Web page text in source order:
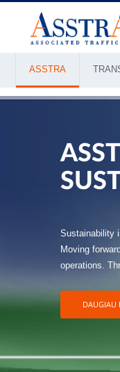
ASSTRA
Sustainability
Moving
operations.
DAUGIAU